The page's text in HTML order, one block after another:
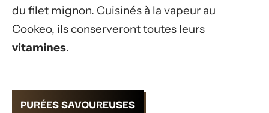
du filet mignon. Cuisinés à la vapeur au
Cookeo, ils conserveront toutes leurs
vitamines.
PURÉES SAVOUREUSES